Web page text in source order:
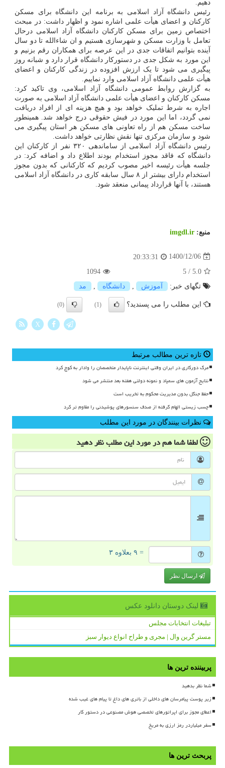
دهیم.
رئیس دانشگاه آزاد اسلامی به برنامه این دانشگاه برای مسکن
کارکنان و اعضای هیأت علمی اشاره نمود و اظهار داشت: در مبحث
اختصاص زمین برای مسکن کارکنان دانشگاه آزاد اسلامی درحال
تعامل با وزارت مسکن و شهرسازی هستیم و ان شاءالله تا دو سال
آینده بتوانیم اتفاقات جدی در این عرصه برای همکاران رقم بزنیم و
این مورد به شکل جدی در دستورکار دانشگاه قرار دارد و شبانه روز
پیگیری می شود تا یک ارزش افزوده در زندگی کارکنان و اعضای
هیأت علمی دانشگاه آزاد اسلامی وارد نماییم.
به گزارش روابط عمومی دانشگاه آزاد اسلامی، وی تاکید کرد:
مسکن کارکنان و اعضای هیأت علمی دانشگاه آزاد اسلامی به صورت
اجاره به شرط تملیک خواهد بود و هیچ هزینه ای از افراد دریافت
نمی گردد، اما این مورد در فیش حقوقی درج خواهد شد. همینطور
ساخت مسکن هم از راه تعاونی های مسکن هر استان پیگیری می
شود و سازمان مرکزی تنها نقش نظارتی خواهد داشت.
رئیس دانشگاه آزاد اسلامی از ساماندهی ۳۲۰ نفر از کارکنان این
دانشگاه که فاقد مجوز استخدام بودند اطلاع داد و اضافه کرد: در
جلسه هیأت رئیسه اخیر مصوب کردیم که کارکنانی که بدون مجوز
استخدام دارای بیشتر از ۸ سال سابقه کاری در دانشگاه آزاد اسلامی
هستند، با آنها قرارداد پیمانی منعقد شود.
منبع: imgdl.ir
1400/12/06
20:33:31
5.0
/
5
1094
تگهای خبر:
آموزش دانشگاه مد
این مطلب را می پسندید؟ (1)
(0)
X
تازه ترین مطالب مرتبط
مرگ دورکاری در ایران وقتی اینترنت ناپایدار متخصصان را وادار به کوچ کرد
نتایج آزمون های سمپاد و نمونه دولتی هفته بعد منتشر می شود
حفظ جنگل بدون مدیریت محکوم به تخریب است
چسب زیستی الهام گرفته از صدف سنسورهای پوشیدنی را مقاوم تر کرد
نظرات بینندگان در مورد این مطلب
لطفا شما همدر مورد این مطلبنظر دهید
= ۹ بعلاوه ۳
ارسال نظر
لینک دوستان دانلود عكس
تبلیغات انتخابات مجلس
مستر گرین وال | مجری و طراح انواع دیوار سبز
پربیننده ترین ها
شما نظر بدهید
زیر پوست پیامرسان های داخلی از باتری های داغ تا پیام های غیب شده
اعطای مجوز برای اپراتورهای تخصصی هوش مصنوعی در دستور کار
سفر میلیاردر رمز ارزی به مریخ
پربحث ترین ها